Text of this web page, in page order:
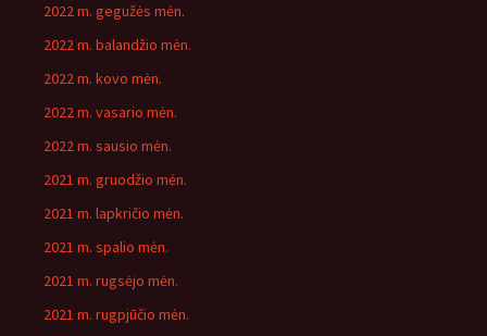
2022 m. gegužės mėn.
2022 m. balandžio mėn.
2022 m. kovo mėn.
2022 m. vasario mėn.
2022 m. sausio mėn.
2021 m. gruodžio mėn.
2021 m. lapkričio mėn.
2021 m. spalio mėn.
2021 m. rugsėjo mėn.
2021 m. rugpjūčio mėn.